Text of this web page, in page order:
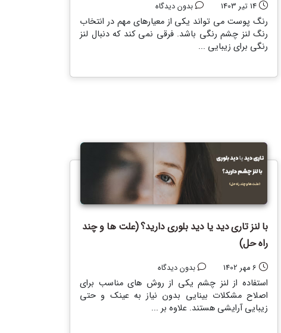
14 تیر 1403 بدون دیدگاه
رنگ پوست می تواند یکی از معیارهای مهم در انتخاب
رنگ لنز چشم رنگی باشد. فرقی نمی کند که دنبال لنز
رنگی برای زیبایی ...
با لنز تاری دید یا دید بلوری دارید؟ (علت ها و چند
راه حل)
6 مهر 1402 بدون دیدگاه
استفاده از لنز چشم یکی از روش های مناسب برای
اصلاح مشکلات بینایی بدون نیاز به عینک و حتی
زیبایی آرایشی هستند. علاوه بر ...